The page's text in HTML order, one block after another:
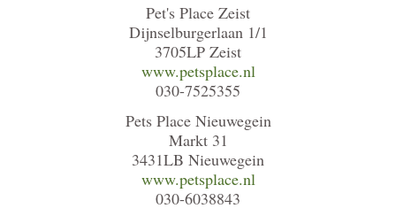
Pet's Place Zeist
Dijnselburgerlaan 1/1
3705LP Zeist
www.petsplace.nl
030-7525355
Pets Place Nieuwegein
Markt 31
3431LB Nieuwegein
www.petsplace.nl
030-6038843